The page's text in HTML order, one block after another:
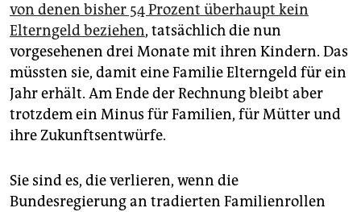
von denen bisher 54 Prozent überhaupt kein
Elterngeld beziehen, tatsächlich die nun
vorgesehenen drei Monate mit ihren Kindern. Das
müssten sie, damit eine Familie Elterngeld für ein
Jahr erhält. Am Ende der Rechnung bleibt aber
trotzdem ein Minus für Familien, für Mütter und
ihre Zukunftsentwürfe.
Sie sind es, die verlieren, wenn die
Bundesregierung an tradierten Familienrollen